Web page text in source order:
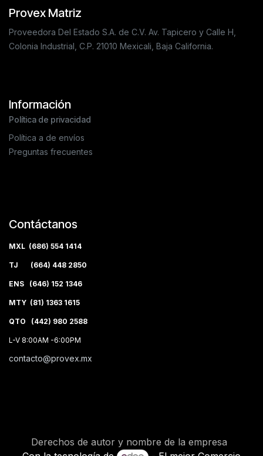
Provex Matriz
Proveedora Del Estado S.A. de C.V. Av. Tapicero y Calle H,
Colonia Industrial, C.P. 21010 Mexicali, Baja California.
Información
Política de privacidad
Política a de envíos
Preguntas frecuentes
Contáctanos
MXL (686) 554 1414
TJ (664) 448 2850
ENS (646) 152 1346
MTY (81) 1363 1615
QTO (442) 980 2588
L-V 8:00AM -6:00PM
contacto@provex.mx
Derechos de autor y nombre de la empresa